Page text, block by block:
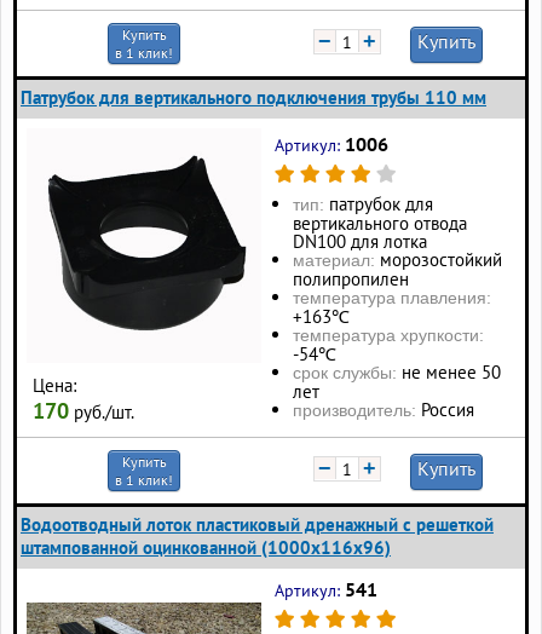
Купить
в 1 клик!
− + Купить
Патрубок для вертикального подключения трубы 110 мм
Цена:
170 руб./шт.
Артикул: 1006
тип: патрубок для
вертикального отвода
DN100 для лотка
материал: морозостойкий
полипропилен
температура плавления:
+163℃
температура хрупкости:
-54℃
срок службы: не менее 50
лет
производитель: Россия
Купить
в 1 клик!
− + Купить
Водоотводный лоток пластиковый дренажный с решеткой
штампованной оцинкованной (1000x116x96)
Артикул: 541